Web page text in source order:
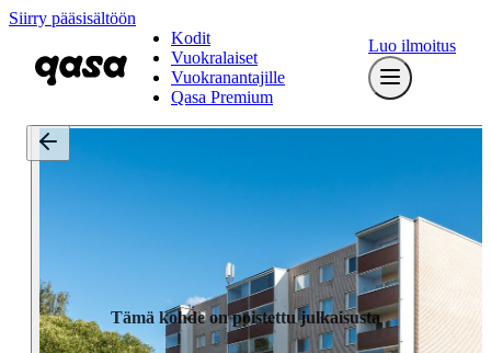
Siirry pääsisältöön
Kodit
Vuokralaiset
Vuokranantajille
Qasa Premium
Luo ilmoitus
Tämä kohde on poistettu julkaisusta